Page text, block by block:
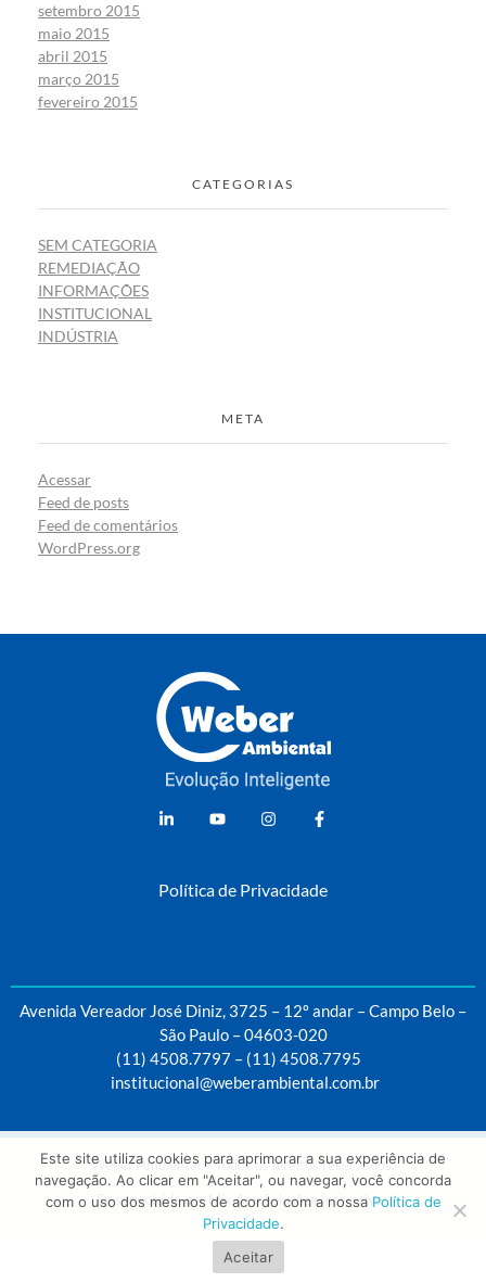
setembro 2015
maio 2015
abril 2015
março 2015
fevereiro 2015
CATEGORIAS
SEM CATEGORIA
REMEDIAÇÃO
INFORMAÇÕES
INSTITUCIONAL
INDÚSTRIA
META
Acessar
Feed de posts
Feed de comentários
WordPress.org
Política de Privacidade
Avenida Vereador José Diniz, 3725 – 12º andar – Campo Belo –
São Paulo – 04603-020
(11) 4508.7797– (11) 4508.7795
institucional@weberambiental.com.br
Weber Ambiental – Todos os direitos reservados.
Desenvolvido por Mix App Soluções Interativas
Este site utiliza cookies para aprimorar a sua experiência de
navegação. Ao clicar em "Aceitar", ou navegar, você concorda
com o uso dos mesmos de acordo com a nossa Política de
Privacidade.
Aceitar